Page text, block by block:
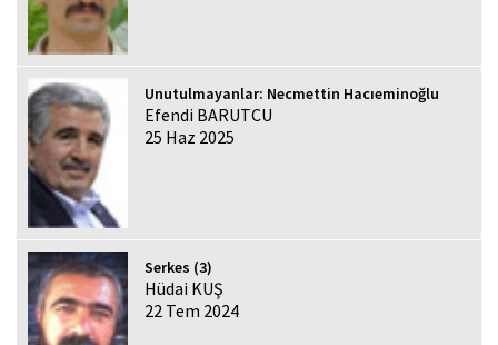
Unutulmayanlar: Necmettin Hacıeminoğlu
Efendi BARUTCU
25 Haz 2025
Serkes (3)
Hüdai KUŞ
22 Tem 2024